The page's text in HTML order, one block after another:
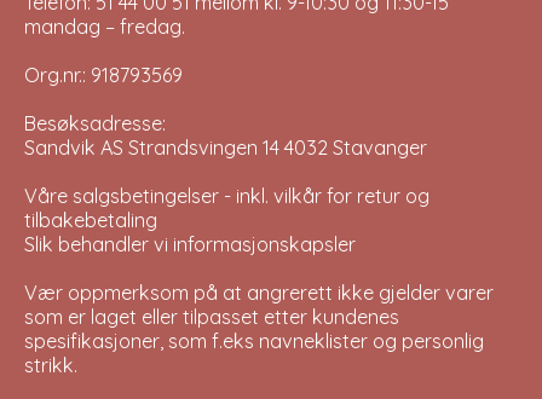
mandag – fredag.
Org.nr.: 918793569
Besøksadresse:
Sandvik AS Strandsvingen 14 4032 Stavanger
Våre salgsbetingelser - inkl. vilkår for retur og
tilbakebetaling
Slik behandler vi informasjonskapsler
Vær oppmerksom på at angrerett ikke gjelder varer
som er laget eller tilpasset etter kundenes
spesifikasjoner, som f.eks navneklister og personlig
strikk.